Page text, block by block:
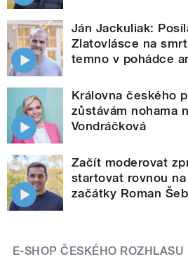
Ján Jackuliak:
Zlatovlásce na
temno v pohádce
Královna českého
zůstávám nohama
Vondráčková
Začít moderovat
startovat rovnou
začátky Roman
E-SHOP ČESKÉHO ROZHLASU